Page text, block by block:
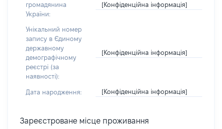
громадянина
України:
[Конфіденційна інформація]
Унікальний номер
запису в Єдиному
державному
демографічному
реєстрі (за
наявності):
[Конфіденційна інформація]
Дата народження: [Конфіденційна інформація]
Зареєстроване місце проживання